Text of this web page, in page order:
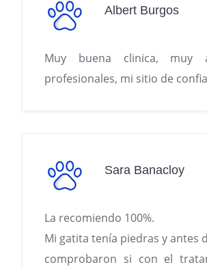
Albert Burgos
Muy buena clinica, muy
profesionales, mi sitio de
Sara Banacloy
La recomiendo 100%.
Mi gatita tenía piedras y antes
comprobaron si con el